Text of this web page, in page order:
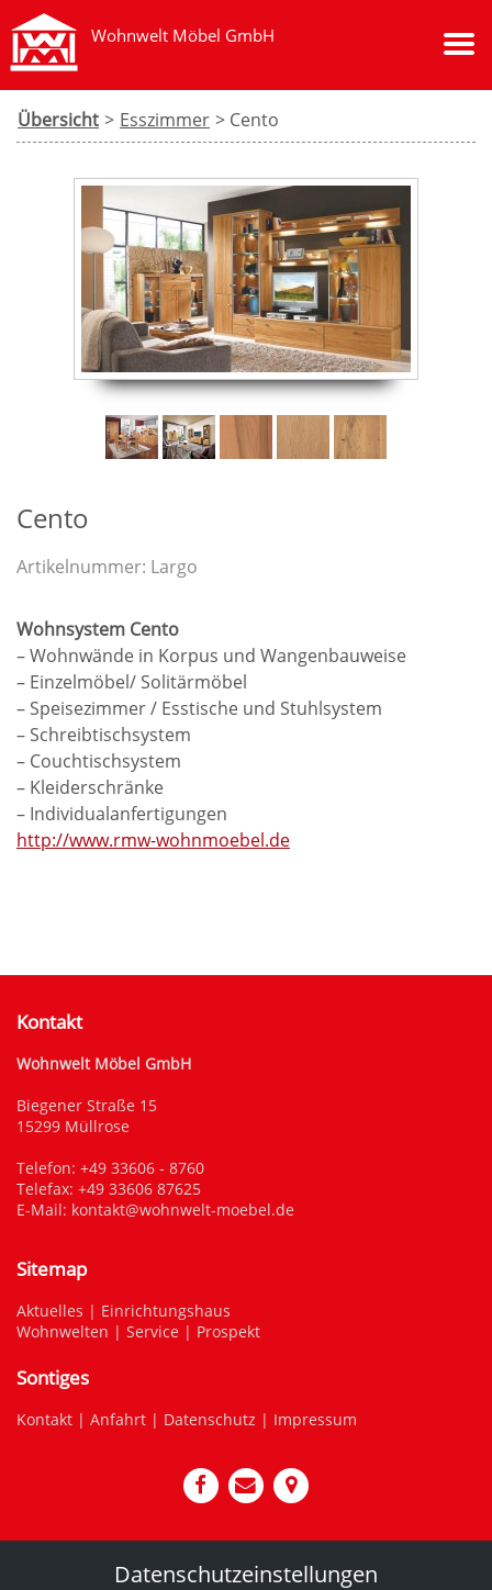
Wohnwelt Möbel GmbH
Übersicht > Esszimmer > Cento
Cento
Artikelnummer: Largo
Wohnsystem Cento
– Wohnwände in Korpus und Wangenbauweise
– Einzelmöbel/ Solitärmöbel
– Speisezimmer / Esstische und Stuhlsystem
– Schreibtischsystem
– Couchtischsystem
– Kleiderschränke
– Individualanfertigungen
http://www.rmw-wohnmoebel.de
Kontakt
Wohnwelt Möbel GmbH
Biegener Straße 15
15299 Müllrose
Telefon: +49 33606 - 8760
Telefax: +49 33606 87625
E-Mail: kontakt@wohnwelt-moebel.de
Sitemap
Aktuelles | Einrichtungshaus
Wohnwelten | Service | Prospekt
Sontiges
Kontakt | Anfahrt | Datenschutz | Impressum
Datenschutzeinstellungen